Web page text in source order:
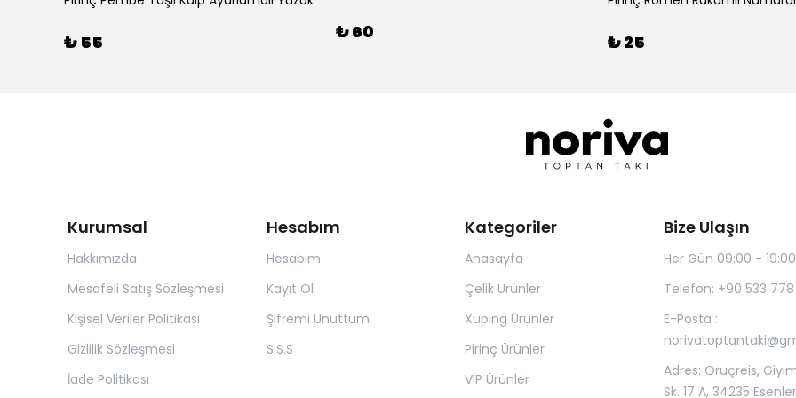
₺ 55 ₺ 60 ₺ 25
Kurumsal
Hakkımızda
Mesafeli Satış Sözleşmesi
Kişisel Veriler Politikası
Gizlilik Sözleşmesi
İade Politikası
Hesabım
Hesabım
Kayıt Ol
Şifremi Unuttum
S.S.S
Kategoriler
Anasayfa
Çelik Ürünler
Xuping Ürünler
Pirinç Ürünler
VIP Ürünler
Bize Ulaşın
Her Gün 09:00 - 19:00
Telefon: +90 533 778
E-Posta :
Adres: Oruçreis,
Sk. 17 A, 34235